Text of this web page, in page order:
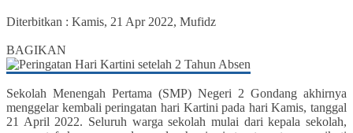
Diterbitkan : Kamis, 21 Apr 2022, Mufidz
BAGIKAN
Sekolah Menengah Pertama (SMP) Negeri 2 Gondang akhirnya
menggelar kembali peringatan hari Kartini pada hari Kamis, tanggal
21 April 2022. Seluruh warga sekolah mulai dari kepala sekolah,